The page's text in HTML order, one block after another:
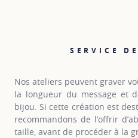
SERVICE
Nos ateliers peuvent graver
la longueur du message et
bijou. Si cette création est
recommandons de l’offrir
taille, avant de procéder à la